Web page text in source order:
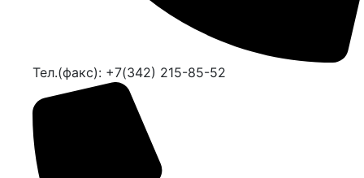
Тел.(факс): +7(342) 215-85-52